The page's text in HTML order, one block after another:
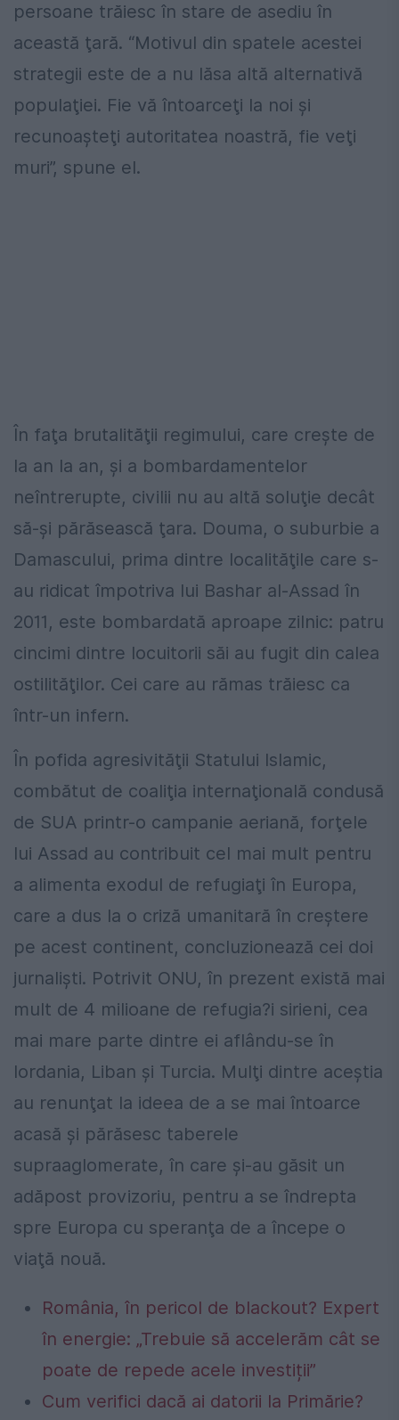
persoane trăiesc în stare de asediu în
această ţară. “Motivul din spatele acestei
strategii este de a nu lăsa altă alternativă
populaţiei. Fie vă întoarceţi la noi şi
recunoaşteţi autoritatea noastră, fie veţi
muri”, spune el.
În faţa brutalităţii regimului, care creşte de
la an la an, şi a bombardamentelor
neîntrerupte, civilii nu au altă soluţie decât
să-şi părăsească ţara. Douma, o suburbie a
Damascului, prima dintre localităţile care s-
au ridicat împotriva lui Bashar al-Assad în
2011, este bombardată aproape zilnic: patru
cincimi dintre locuitorii săi au fugit din calea
ostilităţilor. Cei care au rămas trăiesc ca
într-un infern.
În pofida agresivităţii Statului Islamic,
combătut de coaliţia internaţională condusă
de SUA printr-o campanie aeriană, forţele
lui Assad au contribuit cel mai mult pentru
a alimenta exodul de refugiaţi în Europa,
care a dus la o criză umanitară în creştere
pe acest continent, concluzionează cei doi
jurnalişti. Potrivit ONU, în prezent există mai
mult de 4 milioane de refugia?i sirieni, cea
mai mare parte dintre ei aflându-se în
Iordania, Liban şi Turcia. Mulţi dintre aceştia
au renunţat la ideea de a se mai întoarce
acasă şi părăsesc taberele
supraaglomerate, în care şi-au găsit un
adăpost provizoriu, pentru a se îndrepta
spre Europa cu speranţa de a începe o
viaţă nouă.
România, în pericol de blackout? Expert
în energie: „Trebuie să accelerăm cât se
poate de repede acele investiții”
Cum verifici dacă ai datorii la Primărie?